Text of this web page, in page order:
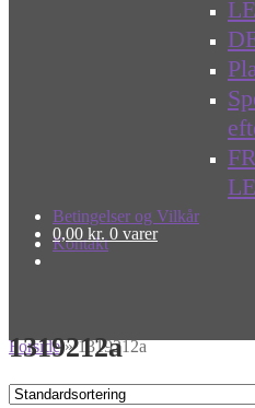
Betingelser og Vilkår
Kontakt
0,00 kr. 0 varer
Forside»1319212a
1319212a